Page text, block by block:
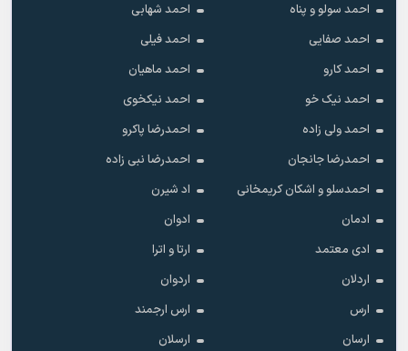
احمد سولو و پناه
احمد شهابی
احمد صفایی
احمد فیلی
احمد کارو
احمد ماهیان
احمد نیک خو
احمد نیکخوی
احمد ولی زاده
احمدرضا پاکرو
احمدرضا جانجان
احمدرضا نبی زاده
احمدسلو و اشکان کریمخانی
اد شیرن
ادمان
ادوان
ادی معتمد
ارتا و اترا
اردلان
اردوان
ارس
ارس ارجمند
ارسان
ارسلان